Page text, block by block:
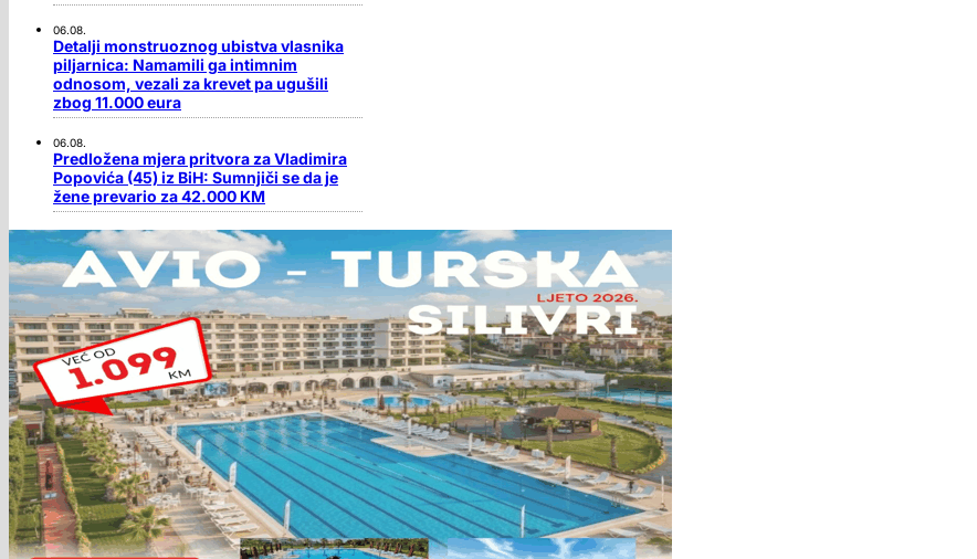
06.08.
Detalji monstruoznog ubistva vlasnika
piljarnica: Namamili ga intimnim
odnosom, vezali za krevet pa ugušili
zbog 11.000 eura
06.08.
Predložena mjera pritvora za Vladimira
Popovića (45) iz BiH: Sumnjiči se da je
žene prevario za 42.000 KM